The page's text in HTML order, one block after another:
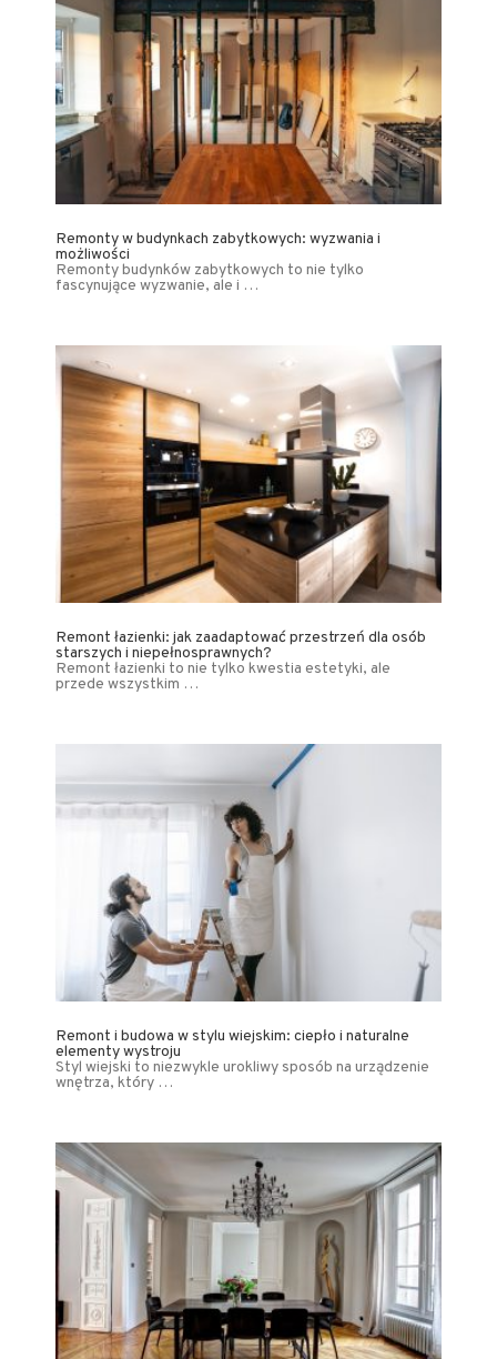
Remonty w budynkach zabytkowych: wyzwania i
możliwości
Remonty budynków zabytkowych to nie tylko
fascynujące wyzwanie, ale i …
Remont łazienki: jak zaadaptować przestrzeń dla osób
starszych i niepełnosprawnych?
Remont łazienki to nie tylko kwestia estetyki, ale
przede wszystkim …
Remont i budowa w stylu wiejskim: ciepło i naturalne
elementy wystroju
Styl wiejski to niezwykle urokliwy sposób na urządzenie
wnętrza, który …